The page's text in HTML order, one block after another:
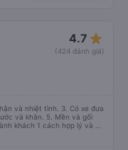
4.7 star_rate
(424 đánh giá)
khách 1 cách hợp lý và có